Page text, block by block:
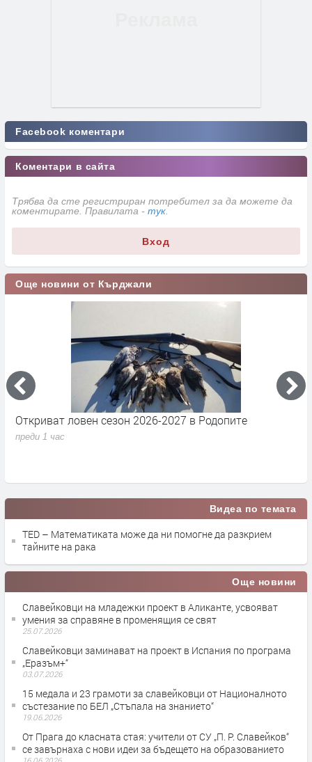
Facebook коментари
Коментари в сайта
Трябва да сте регистриран потребител за да можете да
коментирате. Правилата - тук
Вход
Още новини от Кърджали
Откриват ловен сезон 2026-2027 в Родопите
преди 1 час
Видеа по темата
TED – Математиката може да ни помогне да разкрием
тайните на рака
Още новини
Славейковци на младежки проект в Аликанте, усвояват
умения за справяне в променящия се свят
25.07.2026
Славейковци заминават на проект в Испания по програма
„Еразъм+“
03.07.2026
15 медала и 23 грамоти за славейковци от Националното
състезание по БЕЛ „Стъпала на знанието“
19.06.2026
От Прага до класната стая: учители от СУ „П. Р. Славейков“
се завърнаха с нови идеи за бъдещето на образованието